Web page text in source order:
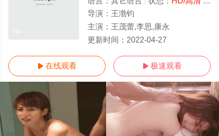
导演： 王渤钧
主演： 王茂蕾,李思,康永
更新时间： 2022-04-27
 在线观看  极速观看